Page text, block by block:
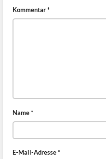
Kommentar*
Name*
E-Mail-Adresse*